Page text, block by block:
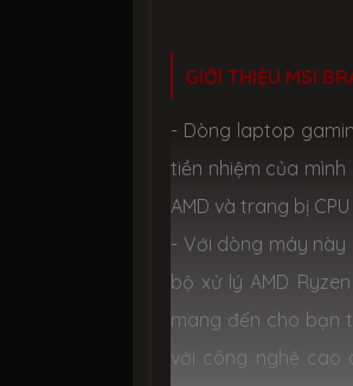
GIỚI THIỆU MSI
- Dòng laptop
tiền nhiệm của
AMD và trang bị
- Với dòng máy
bộ xử lý AMD
mang đến cho bạn
với công nghệ cao